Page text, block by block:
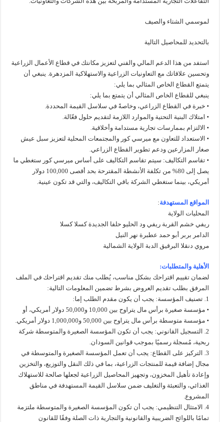
لموسمي الشتاء والصيف
بالتحديد للمحاصيل التالية
استفد من هذا الدعم المالي والفني لتعزيز مكانتك في قطاع الأعمال الزراعية
وتحسين علاقاتك مع التعاونيات الزراعية والاستهلاكية المزدهرة. ينبغي أن
يتمتع القطاع الخاص المثالي بما يلي:
ينبغي للقطاع الخاص المثالي أن يتمتع بما يلي:
• خبرة في القطاع الزراعي، وخاصةً في سلاسل القيمة المحددة.
• امتلاك البنية التحتية والموارد اللازمة لتقديم حلول فعّالة.
• الالتزام بممارسات تجارية مستدامة وأخلاقية.
• الاستعداد للتعاون مع ميرسي كور والمجتمعات المحلية لتعزيز سبل عيش
صغار المزارعين ودعم تطوير القطاع الزراعي.
• تقاسم التكاليف: سيتم تقاسم التكاليف على أساس ميرسي كور ستغطي ما
يصل إلى 80% من تكلفة الأنشطة المقترحة بحد أقصى 100,000 دولار
أمريكي، بينما ستغطي الشركة باقي التكاليف، والتي قد تكون عينية.
المواقع المستهدفة:
المحليات الولاية
ريفي خشم القربة ريفي ود الحليو حلفا الجديدة كسلا كسلا
الدامر بربر أبو حمد عطبرة نهر النيل
مروي دنقلا البرقيق الدبة الولاية الشمالية
الأهلية والمتطلبات:
لضمان تقييم اقتراحك بشكل مناسب، يُطلب منك تقديم اقتراحك في الملف
المرفق بطلب تقديم العروض بشرط تضمين المعلومات التالية:
1. تصنيف المؤسسة: يجب أن يكون مقدم الطلب إما:
• مؤسسة صغيرة برأس مال يتراوح بين 10,000 و50,000 دولار أمريكي، أو
• مؤسسة متوسطة برأس مال يتراوح بين 50,000 و1,000,000 دولار أمريكي.
2. التسجيل القانوني: يجب أن تكون المؤسسة الصغيرة والمتوسطة شركة
ربحية، مُسجلة رسميًا بموجب قوانين السودان.
3. التركيز على القطاع: يجب أن تعمل المؤسسة الصغيرة والمتوسطة في
مجال إضافة قيمة للمنتجات الزراعية، بما في ذلك النقل والتوزيع، والتخزين
وإعادة تأهيل المخزون، وتجهيز المحاصيل الزراعية لجعلها صالحة للاستهلاك
الغذائي، والتعبئة والتغليف ضمن سلاسل القيمة المستهدفة في مناطق
المشروع.
4. الامتثال التنظيمي: يجب أن تكون المؤسسة الصغيرة والمتوسطة ملتزمة
تمامًا باللوائح الضريبية والقانونية والتجارية ذات الصلة وفقًا للقانون